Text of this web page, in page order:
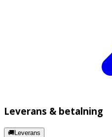
Leverans & betalning
🚚Leverans